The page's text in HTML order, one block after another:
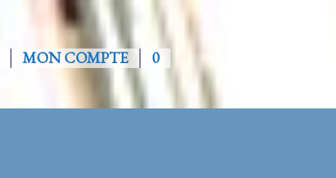
MON COMPTE 0